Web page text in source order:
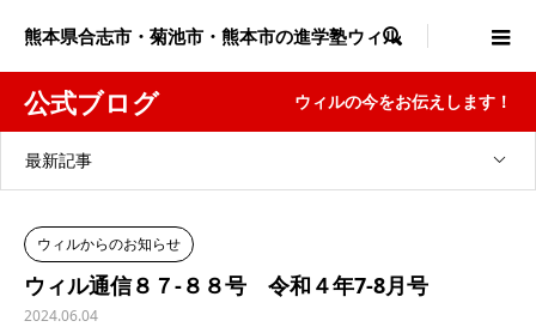
熊本県合志市・菊池市・熊本市の進学塾ウィル

公式ブログ ウィルの今をお伝えします！
最新記事
ウィルからのお知らせ
ウィル通信８７-８８号 令和４年7-8月号
2024.06.04